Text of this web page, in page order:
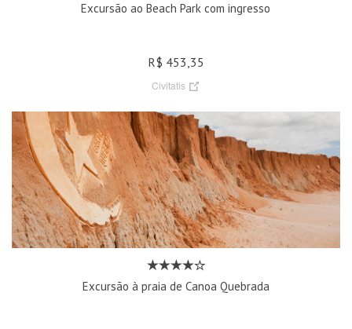
Excursão ao Beach Park com ingresso
R$ 453,35
Civitatis
Excursão à praia de Canoa Quebrada